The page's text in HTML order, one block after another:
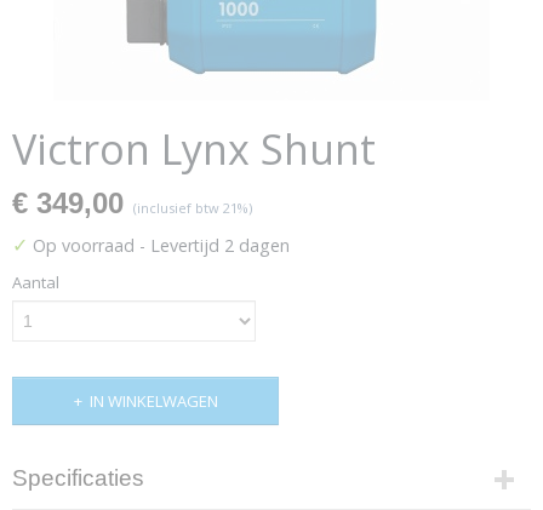
Victron Lynx Shunt
€ 349,00 (inclusief btw 21%)
✓ Op voorraad - Levertijd 2 dagen
Aantal
IN WINKELWAGEN
Specificaties